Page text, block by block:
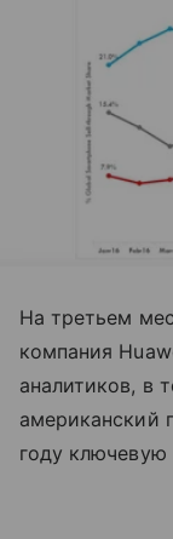
На третьем
компания
аналитиков, в
американский
году ключевую